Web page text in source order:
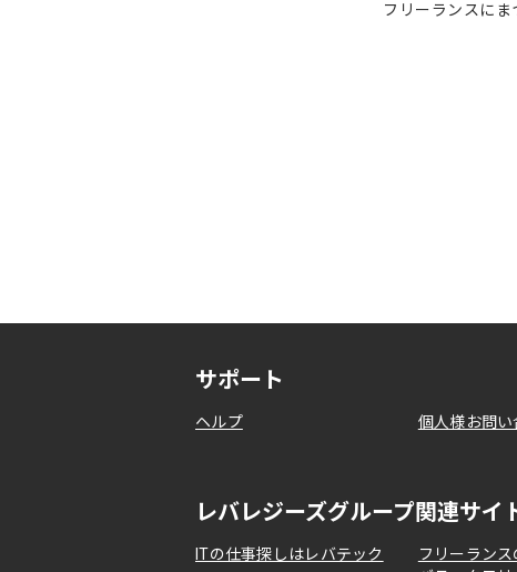
フリーランスに
サポート
ヘルプ 個人様お問い
レバレジーズグループ関連サイ
ITの仕事探しはレバテック
フリーラン